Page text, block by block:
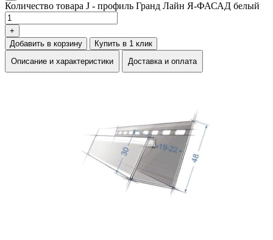
Количество товара J - профиль Гранд Лайн Я-ФАСАД белый
+
Добавить в корзину
Купить в 1 клик
Описание и характеристики
Доставка и оплата